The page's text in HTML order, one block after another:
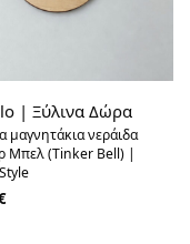
| Ξύλινα Δώρα
μαγνητάκια νεράιδα
Μπελ (Tinker Bell) |